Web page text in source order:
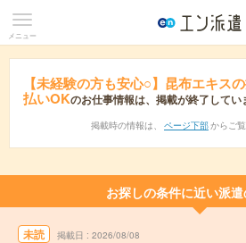
メニュー
【未経験の方も安心○】昆布エキス
払いOKのお仕事情報は、掲載が終了してい
掲載時の情報は、 ページ下部 からご
お探しの条件に近い派
未読 掲載日 2026/08/08